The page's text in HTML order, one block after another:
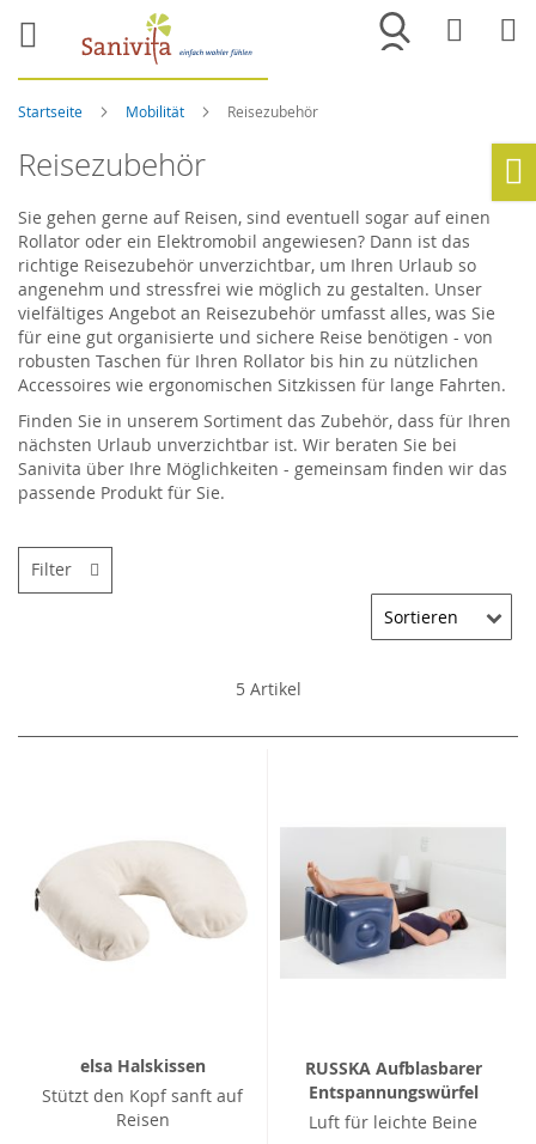
Merkliste
Startseite Mobilität Reisezubehör
Reisezubehör
Sie gehen gerne auf Reisen, sind eventuell sogar auf einen
Rollator oder ein Elektromobil angewiesen? Dann ist das
richtige Reisezubehör unverzichtbar, um Ihren Urlaub so
angenehm und stressfrei wie möglich zu gestalten. Unser
vielfältiges Angebot an Reisezubehör umfasst alles, was Sie
für eine gut organisierte und sichere Reise benötigen - von
robusten Taschen für Ihren Rollator bis hin zu nützlichen
Accessoires wie ergonomischen Sitzkissen für lange Fahrten.
Finden Sie in unserem Sortiment das Zubehör, dass für Ihren
nächsten Urlaub unverzichtbar ist. Wir beraten Sie bei
Sanivita über Ihre Möglichkeiten - gemeinsam finden wir das
passende Produkt für Sie.
5Artikel
elsa Halskissen
Stützt den Kopf sanft auf
Reisen
RUSSKA Aufblasbarer
Entspannungswürfel
Luft für leichte Beine
Filter